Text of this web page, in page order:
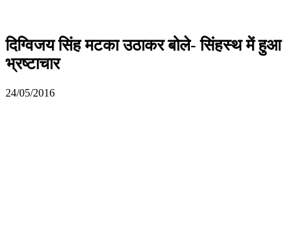
दिग्विजय सिंह मटका उठाकर बोले- सिंहस्थ में हुआ
भ्रष्टाचार
24/05/2016